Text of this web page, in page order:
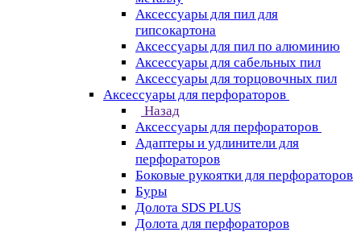
Аксессуары для пил для
гипсокартона
Аксессуары для пил по алюминию
Аксессуары для сабельных пил
Аксессуары для торцовочных пил
Аксессуары для перфораторов
Назад
Аксессуары для перфораторов
Адаптеры и удлинители для
перфораторов
Боковые рукоятки для перфораторов
Буры
Долота SDS PLUS
Долота для перфораторов